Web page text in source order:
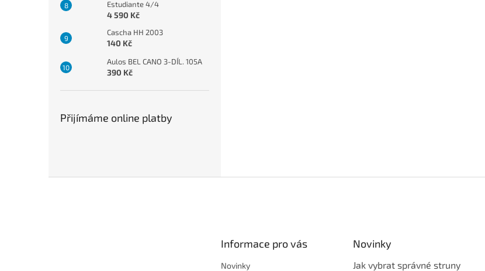
Estudiante 4/4
4 590 Kč
Cascha HH 2003
140 Kč
Aulos BEL CANO 3-DÍL. 105A
390 Kč
Přijímáme online platby
Informace pro vás
Novinky
Novinky
Jak vybrat správné struny